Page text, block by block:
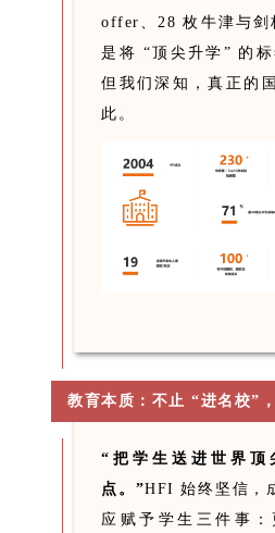
offer、28 枚牛津与
是将 “顶尖升学” 的
但我们深知，真正的
此。
教育本质：不止 “进名校”
“把学生送进世界顶
点。”HFI 始终坚信，
应赋予学生三件事